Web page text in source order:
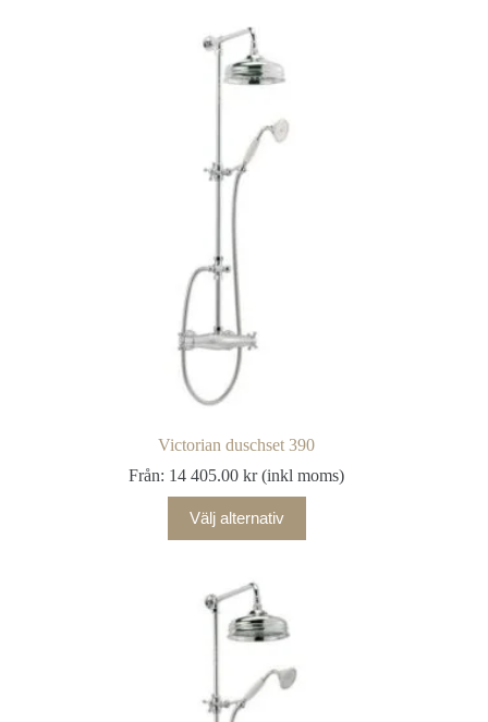
Victorian duschset 390
Från: 14 405.00kr(inkl moms)
Välj alternativ